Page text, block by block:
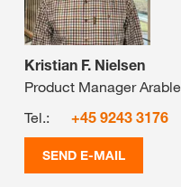
Kristian F. Nielsen
Product Manager Arable
Tel.:
+45 9243 3176
SEND E-MAIL